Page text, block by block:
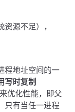
源不足），
程地址空间的一
写时复制
优化性能，即父
只有当任一进程